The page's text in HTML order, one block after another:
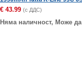
€ 43.99 (с ДДС)
Няма наличност, Може